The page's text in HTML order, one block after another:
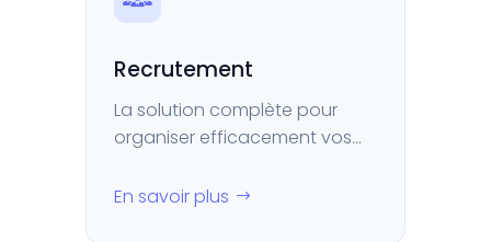
Recrutement
La solution complète pour
organiser efficacement vos
En savoir plus